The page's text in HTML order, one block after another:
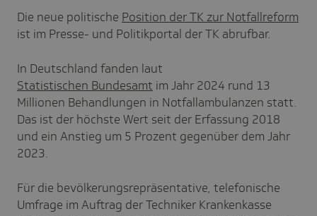
Die neue politische Position der TK zur Notfallreform
ist im Presse- und Politikportal der TK abrufbar.
In Deutschland fanden laut
Statistischen Bundesamt im Jahr 2024 rund 13
Millionen Behandlungen in Notfallambulanzen statt.
Das ist der höchste Wert seit der Erfassung 2018
und ein Anstieg um 5 Prozent gegenüber dem Jahr
2023.
Für die bevölkerungsrepräsentative, telefonische
Umfrage im Auftrag der Techniker Krankenkasse